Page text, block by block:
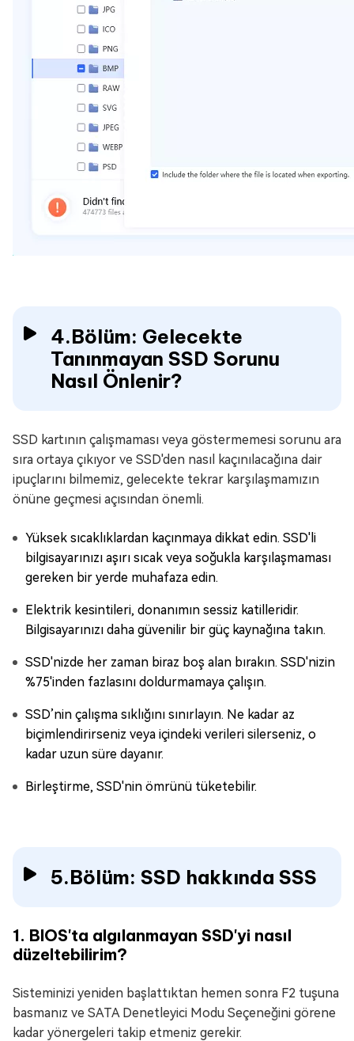
4.Bölüm: Gelecekte
Tanınmayan SSD Sorunu
Nasıl Önlenir?
SSD kartının çalışmaması veya göstermemesi sorunu ara
sıra ortaya çıkıyor ve SSD'den nasıl kaçınılacağına dair
ipuçlarını bilmemiz, gelecekte tekrar karşılaşmamızın
önüne geçmesi açısından önemli.
Yüksek sıcaklıklardan kaçınmaya dikkat edin. SSD'li
bilgisayarınızı aşırı sıcak veya soğukla karşılaşmaması
gereken bir yerde muhafaza edin.
Elektrik kesintileri, donanımın sessiz katilleridir.
Bilgisayarınızı daha güvenilir bir güç kaynağına takın.
SSD'nizde her zaman biraz boş alan bırakın. SSD'nizin
%75'inden fazlasını doldurmamaya çalışın.
SSD’nin çalışma sıklığını sınırlayın. Ne kadar az
biçimlendirirseniz veya içindeki verileri silerseniz, o
kadar uzun süre dayanır.
Birleştirme, SSD'nin ömrünü tüketebilir.
5.Bölüm: SSD hakkında SSS
1. BIOS'ta algılanmayan SSD'yi nasıl
düzeltebilirim?
Sisteminizi yeniden başlattıktan hemen sonra F2 tuşuna
basmanız ve SATA Denetleyici Modu Seçeneğini görene
kadar yönergeleri takip etmeniz gerekir.